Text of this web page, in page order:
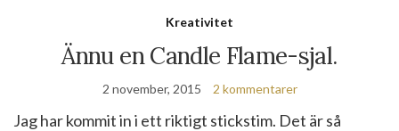
Kreativitet
Ännu en Candle Flame-sjal.
2 november, 2015 2 kommentarer
Jag har kommit in i ett riktigt stickstim. Det är så